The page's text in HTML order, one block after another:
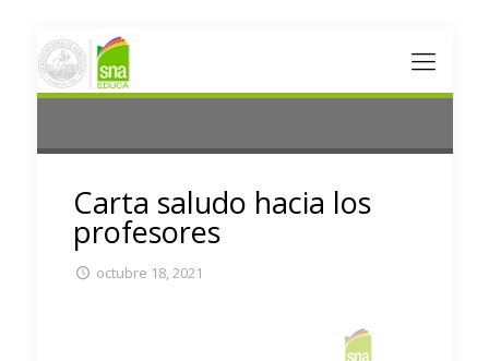
Carta saludo hacia los
profesores
octubre 18, 2021